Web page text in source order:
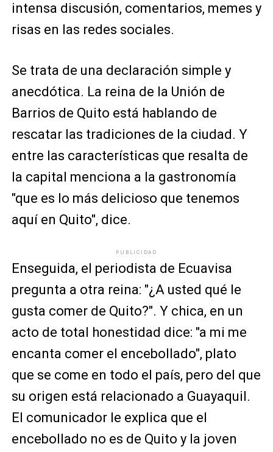
intensa discusión, comentarios, memes y
risas en las redes sociales.
Se trata de una declaración simple y
anecdótica. La reina de la Unión de
Barrios de Quito está hablando de
rescatar las tradiciones de la ciudad. Y
entre las características que resalta de
la capital menciona a la gastronomía
"que es lo más delicioso que tenemos
aquí en Quito", dice.
PUBLICIDAD
Enseguida, el periodista de Ecuavisa
pregunta a otra reina: "¿A usted qué le
gusta comer de Quito?". Y chica, en un
acto de total honestidad dice: "a mi me
encanta comer el encebollado", plato
que se come en todo el país, pero del que
su origen está relacionado a Guayaquil.
El comunicador le explica que el
encebollado no es de Quito y la joven